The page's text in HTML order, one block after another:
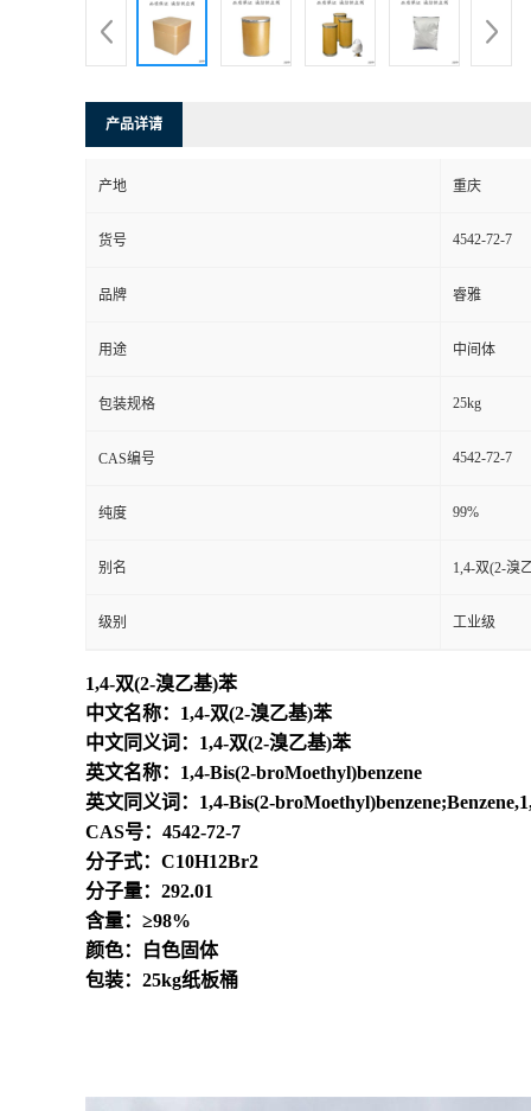
产品详请
产地 重庆
货号 4542-72-7
品牌 睿雅
用途 中间体
包装规格 25kg
CAS编号 4542-72-7
纯度 99%
别名 1,4-双(2-溴
级别 工业级
1,4-双(2-溴乙基)苯
中文名称：1,4-双(2-溴乙基)苯
中文同义词：1,4-双(2-溴乙基)苯
英文名称：1,4-Bis(2-broMoethyl)benzene
英文同义词：1,4-Bis(2-
CAS号：4542-72-7
分子式：C10H12Br2
分子量：292.01
含量：≥98%
颜色：白色固体
包装：25kg纸板桶